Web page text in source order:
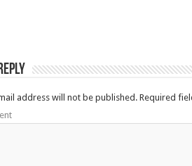
address will not be published.Required